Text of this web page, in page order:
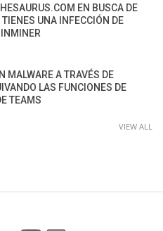
EN BUSCA DE
UNA INFECCIÓN DE
MALWARE A TRAVÉS DE
LAS FUNCIONES DE
TEAMS
VIEW ALL